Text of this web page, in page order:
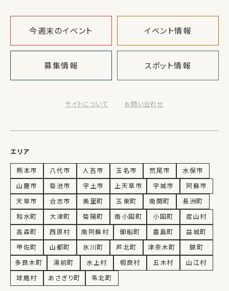
今週末のイベント イベント情報
募集情報 スポット情報
サイトについて お問い合わせ
エリア
熊本市 八代市 人吉市 玉名市 荒尾市
水俣市
山鹿市
菊池市 宇土市 上天草市 宇城市
阿蘇市
天草市
合志市 美里町 玉東町 南関町
長洲町
和水町
大津町 菊陽町 南小国町 小国町
産山村
高森町
西原村 南阿蘇村 御船町 嘉島町
益城町
甲佐町
山都町 氷川町 芦北町 津奈木町
錦町
多良木町
湯前町 水上村 相良村 五木村
山江村
球磨村
あさぎり町 苓北町